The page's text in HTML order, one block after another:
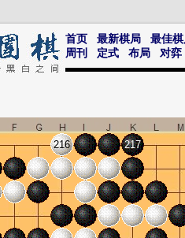
首页 最新棋局 最佳
周刊
定式 布局 对弈
216 217